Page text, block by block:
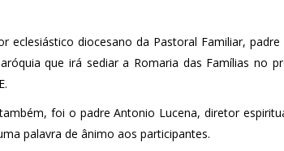
eclesiástico diocesano da Pastoral Familiar,
que irá sediar a Romaria das Famílias no
foi o padre Antonio Lucena, diretor
palavra de ânimo aos participantes.